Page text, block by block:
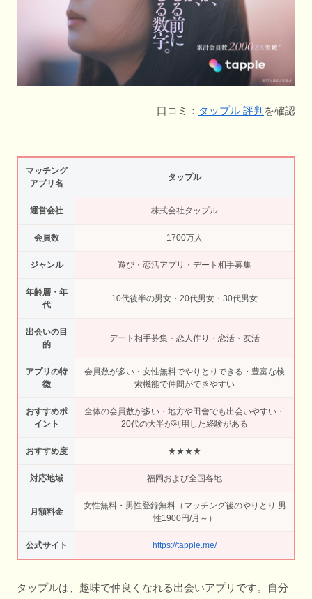
口コミ： タップル 評判 を確認
マッチング
アプリ名
タップル
運営会社 株式会社タップル
会員数 1700万人
ジャンル 遊び・恋活アプリ・デート相手募集
年齢層・年
代
10代後半の男女・20代男女・30代男女
出会いの目
的
デート相手募集・恋人作り・恋活・友活
アプリの特
徴
会員数が多い・女性無料でやりとりできる・豊富な検
索機能で仲間ができやすい
おすすめポ
イント
全体の会員数が多い・地方や田舎でも出会いやすい・
20代の大半が利用した経験がある
おすすめ度 ★★★★
対応地域 福岡および全国各地
月額料金
女性無料・男性登録無料（マッチング後のやりとり 男
性1900円/月～）
公式サイト https://tapple.me/
タップルは、趣味で仲良くなれる出会いアプリです。自分